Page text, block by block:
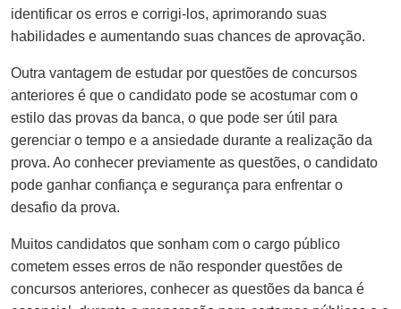
identificar os erros e corrigi-los, aprimorando suas
habilidades e aumentando suas chances de aprovação.
Outra vantagem de estudar por questões de concursos
anteriores é que o candidato pode se acostumar com o
estilo das provas da banca, o que pode ser útil para
gerenciar o tempo e a ansiedade durante a realização da
prova. Ao conhecer previamente as questões, o candidato
pode ganhar confiança e segurança para enfrentar o
desafio da prova.
Muitos candidatos que sonham com o cargo público
cometem esses erros de não responder questões de
concursos anteriores, conhecer as questões da banca é